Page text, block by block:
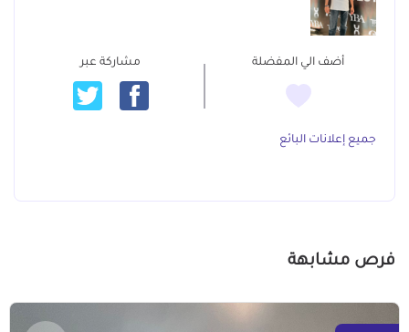
أضف الي المفضلة مشاركة عبر
جميع إعلانات البائع
فرص مشابهة